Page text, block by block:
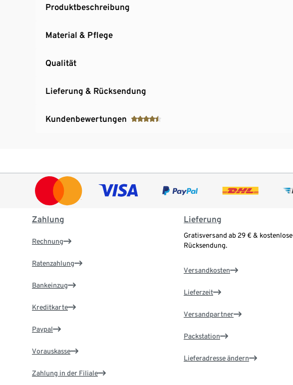
Produktbeschreibung
Material & Pflege
Qualität
Lieferung & Rücksendung
Kundenbewertungen
Zahlung
Rechnung
Ratenzahlung
Bankeinzug
Kreditkarte
Paypal
Vorauskasse
Zahlung in der Filiale
Lieferung
Gratisversand ab 29 € & kostenlose
Rücksendung.
Versandkosten
Lieferzeit
Versandpartner
Packstation
Lieferadresse ändern